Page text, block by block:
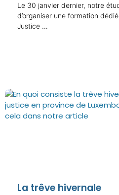
Le 30 janvier dernier, notre
d’organiser une formation
Justice …
La trêve hivernale